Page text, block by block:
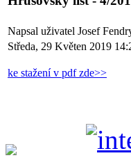
Napsal uživatel Josef
Středa, 29 Květen 2019
ke stažení v pdf zde>>